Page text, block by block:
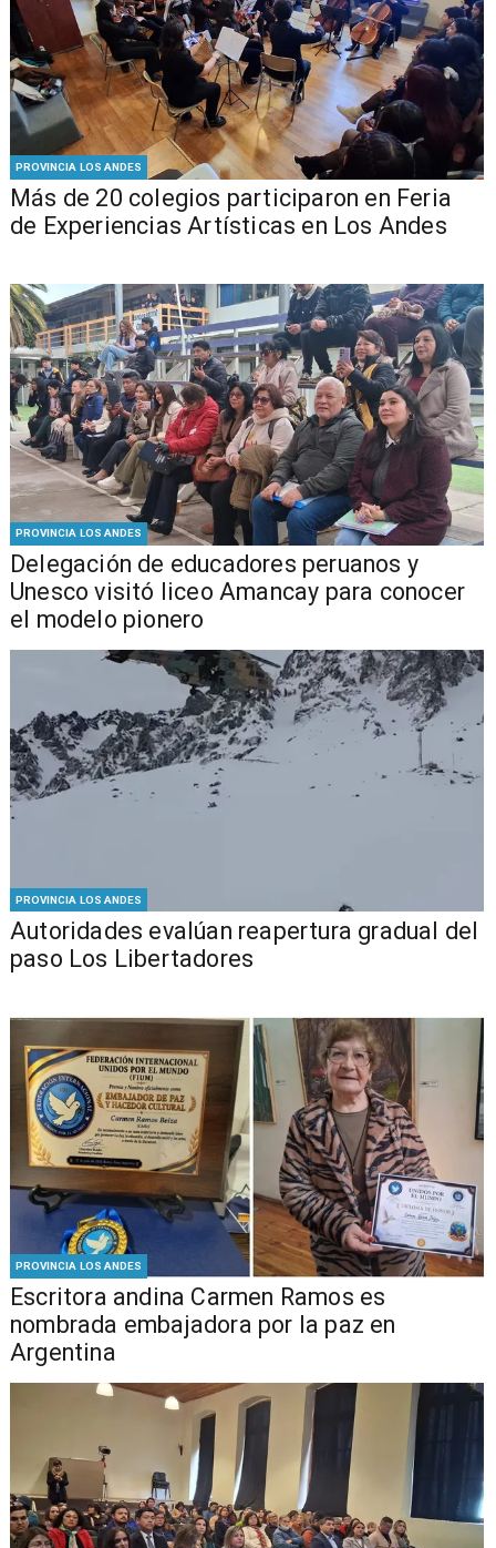
PROVINCIA LOS ANDES
Más de 20 colegios participaron en Feria
de Experiencias Artísticas en Los Andes
PROVINCIA LOS ANDES
Delegación de educadores peruanos y
Unesco visitó liceo Amancay para conocer
el modelo pionero
PROVINCIA LOS ANDES
​​Autoridades evalúan reapertura gradual del
paso Los Libertadores
PROVINCIA LOS ANDES
Escritora andina Carmen Ramos es
nombrada embajadora por la paz en
Argentina